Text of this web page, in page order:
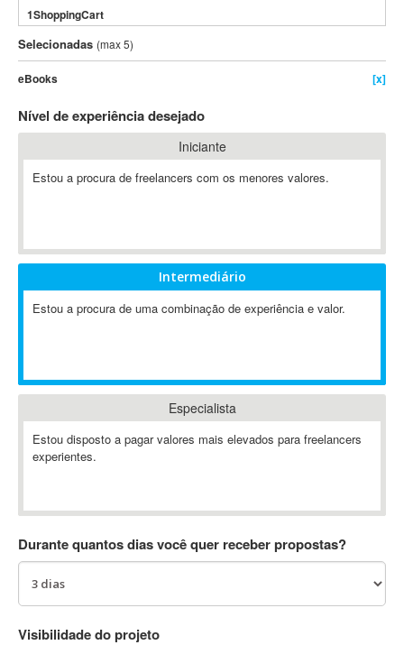
1ShoppingCart
3DS Max
3GSM
4D Dimension
802.11
A&P
A2Billing
ABAP
ABBYY FineReader
Ableton Live
Abstract
Abstract Window Toolkit (AWT)
AC Drives
ACARS
AccountMate
Selecionadas (max 5)
eBooks [x]
Nível de experiência desejado
Iniciante
Estou a procura de freelancers com os menores valores.
Intermediário
Estou a procura de uma combinação de experiência e valor.
Especialista
Estou disposto a pagar valores mais elevados para freelancers
experientes.
Durante quantos dias você quer receber propostas?
Visibilidade do projeto